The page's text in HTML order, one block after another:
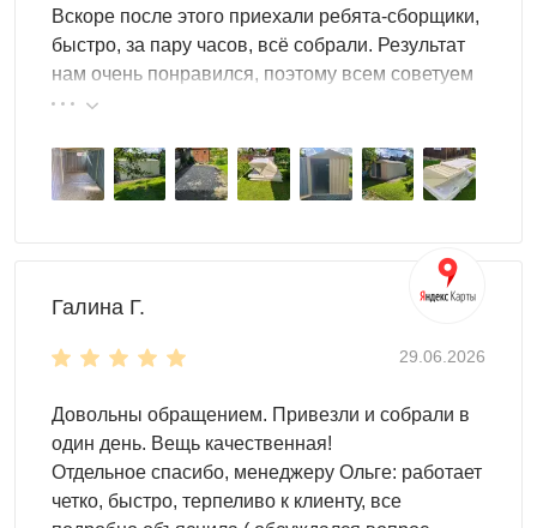
Вскоре после этого приехали ребята-сборщики,
быстро, за пару часов, всё собрали. Результат
нам очень понравился, поэтому всем советуем
эту фирму.
Галина Г.
29.06.2026
Довольны обращением. Привезли и собрали в
один день. Вещь качественная!
Отдельное спасибо, менеджеру Ольге: работает
четко, быстро, терпеливо к клиенту, все